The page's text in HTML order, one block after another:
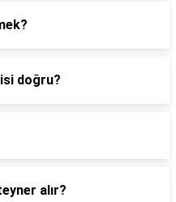
doğru?
alır?